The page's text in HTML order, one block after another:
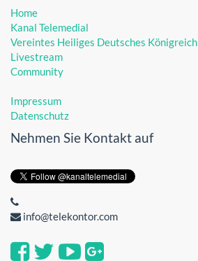
Home
Kanal Telemedial
Vereintes Heiliges Deutsches Königreich
Livestream
Community
Impressum
Datenschutz
Nehmen Sie Kontakt auf
info@telekontor.com